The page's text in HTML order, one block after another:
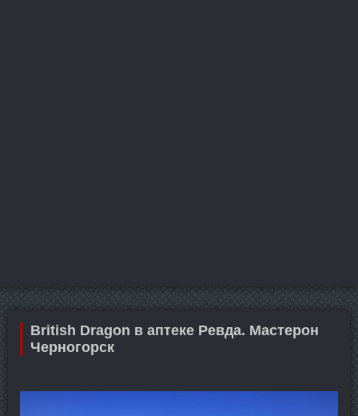
British Dragon в аптеке Ревда. Мастерон
Черногорск